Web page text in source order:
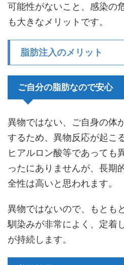
可能性がないこと、感染の
も大きなメリットです。
脂肪注入のメリット
ご自分の脂肪なので安心
異物ではない、ご自身の体
するため、異物反応が起こ
ヒアルロン酸等であっても
ったにありませんが、長期
全性は高いと思われます。
異物ではないので、もとも
馴染みが非常によく、定着
が持続します。